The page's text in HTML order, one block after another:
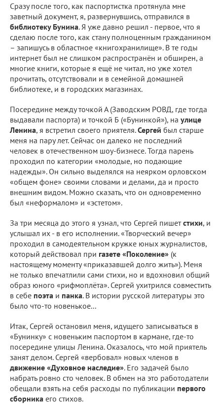
Сразу после того, как паспортистка протянула мне
заветный документ, я, развернувшись, отправился в
библиотеку Бунина. Я уже давно решил - первое, что я
сделаю после того, как стану полноценным гражданином
– запишусь в областное «книгохранилище». В те годы
интернет был не слишком распространён и обширен, а
многие книги, которые я ещё не читал, но уже хотел
прочитать, отсутствовали и в семейной домашней
библиотеке, и в городских магазинах.
Посередине между точкой А (Заводским РОВД, где тогда
выдавали паспорта) и точкой Б («Бунинкой»), на улице
Ленина, я встретил своего приятеля.Сергей был старше
меня на пару лет. Сейчас он далеко не последний
человек в отечественном шоу-бизнесе. Тогда парень
проходил по категории «молодые, но подающие
надежды». Он сильно выделялся на неярком орловском
«общем фоне» своими словами и делами, да и просто
внешним видом. Можно сказать, что он одновременно
был «неформалом» и «эстетом».
За три месяца до этого я узнал, что Сергей пишетстихи, и
услышал их - в его исполнении. «Творческий вечер»
проходил в самодеятельном кружке юных журналистов,
который действовал при газете «Поколение» (к
настоящему моменту «приказавшей долго жить»). Меня
не только впечатлили сами стихи, но и вдохновил общий
образ юного «рифмоплёта». Сергей ухитрился совместить
в себе поэта и панка. В истории русской литературы это
было что-то новенькое...
Итак, Сергей остановил меня, идущего записываться в
«Бунинку» с новеньким паспортом в кармане, где-то
посередине улицы Ленина. Оказалось, что мой приятель
занят делом. Сергей «вербовал» новых членов в
движение «Духовное наследие». Его задачей было
набрать ровно сто человек. В обмен на это работодатели
обещали взять на себя расходы по публикации первого
сборника его стихов.